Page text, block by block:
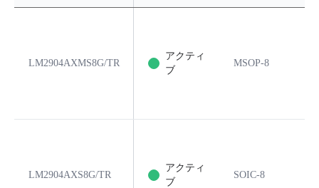
LM2904AXMS8G/TR
アクティ
ブ
MSOP-8
LM2904AXS8G/TR
アクティ
ブ
SOIC-8